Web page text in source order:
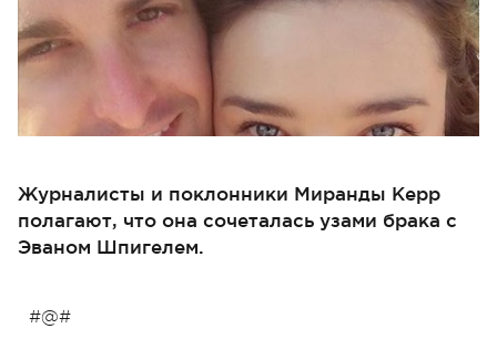
Журналисты и поклонники Миранды Керр
полагают, что она сочеталась узами брака с
Эваном Шпигелем.
#@#